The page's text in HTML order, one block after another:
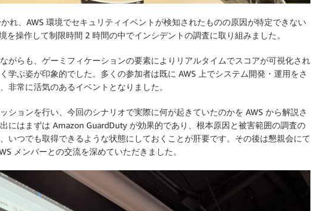
れ、AWS 環境でセキュリティイベントが検知されたものの原因が特定できない
を操作して制限時間 2 時間の中でインシデントの調査に取り組みました。
がらも、ゲーミフィケーションの要素によりリアルタイムでスコアが可視化され
学ぶ姿が印象的でした。多くの参加者は既に AWS 上でシステム開発・運用をさ
非常に活気のあるイベントとなりました。
ションを行い、今回のシナリオで実際に何が起きていたのかを AWS から解説さ
にはまずは Amazon GuardDuty が効果的であり、根本原因と被害範囲の調査の
いつでも取得できるような状態にしておくことが肝要です。その後は懇親会にて
メンバーとの交流を深めていただきました。